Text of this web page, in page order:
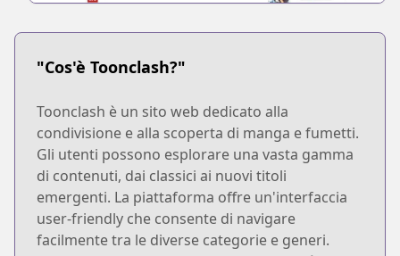
"Cos'è Toonclash?"
Toonclash è un sito web dedicato alla
condivisione e alla scoperta di manga e fumetti.
Gli utenti possono esplorare una vasta gamma
di contenuti, dai classici ai nuovi titoli
emergenti. La piattaforma offre un'interfaccia
user-friendly che consente di navigare
facilmente tra le diverse categorie e generi.